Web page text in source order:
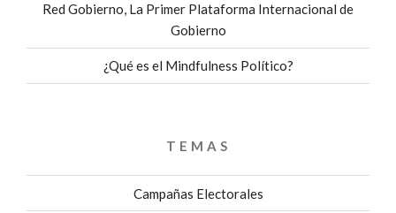
Red Gobierno, La Primer Plataforma Internacional de
Gobierno
¿Qué es el Mindfulness Político?
TEMAS
Campañas Electorales